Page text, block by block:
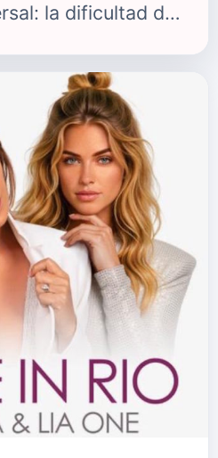
la dificultad de
“Spinning in My
ese territorio
la cabeza y el
ponerse de
con una
transmite esa
y
las vueltas
nos en…